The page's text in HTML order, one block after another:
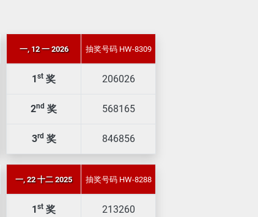
一, 12 一 2026 抽奖号码 HW-8309
1 st 奖 206026
2nd 奖 568165
3rd 奖 846856
一, 22 十二 2025 抽奖号码 HW-8288
1 st 奖 213260